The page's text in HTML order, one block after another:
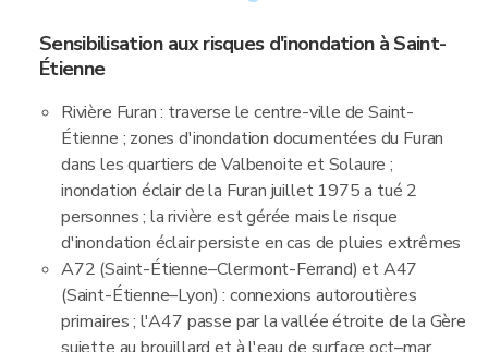
Sensibilisation aux risques d'inondation à Saint-
Étienne
Rivière Furan : traverse le centre-ville de Saint-
Étienne ; zones d'inondation documentées du Furan
dans les quartiers de Valbenoite et Solaure ;
inondation éclair de la Furan juillet 1975 a tué 2
personnes ; la rivière est gérée mais le risque
d'inondation éclair persiste en cas de pluies extrêmes
A72 (Saint-Étienne–Clermont-Ferrand) et A47
(Saint-Étienne–Lyon) : connexions autoroutières
primaires ; l'A47 passe par la vallée étroite de la Gère